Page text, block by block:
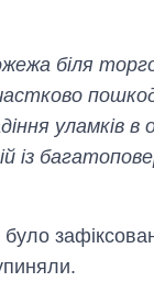
біля
уламків
із